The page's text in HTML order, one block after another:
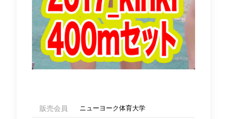
販売会員 ニューヨーク体育大学